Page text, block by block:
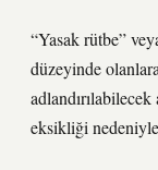
“Yasak rütbe”
düzeyinde
eksikliği nedeniyle